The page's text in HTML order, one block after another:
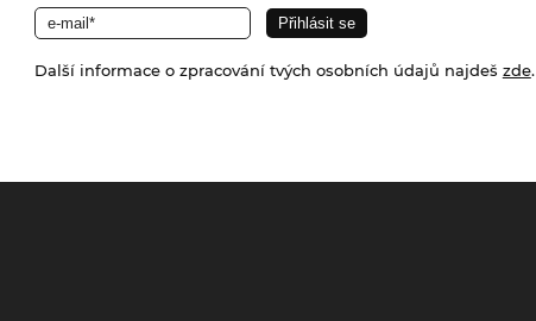
Další informace o zpracování tvých osobních údajů najdeš zde.